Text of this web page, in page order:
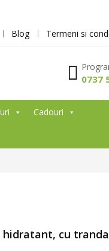
Blog Termeni si
0737
Cadouri
hidratant, cu